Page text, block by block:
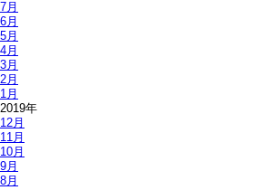
7月
6月
5月
4月
3月
2月
1月
2019年
12月
11月
10月
9月
8月